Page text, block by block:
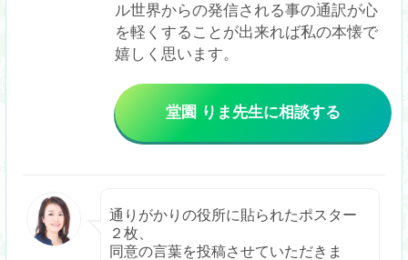
ル世界からの発信される事の通訳が心
を軽くすることが出来れば私の本懐で
嬉しく思います。
堂園 りま 先生に相談する
通りがかりの役所に貼られたポスター
２枚、
同意の言葉を投稿させていただきま